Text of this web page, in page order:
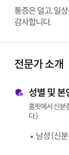
통증은 덜고, 일
감사합니다.
전문가 소개
성별 및 본
홈핏에서 신분
다.)
남성 (신